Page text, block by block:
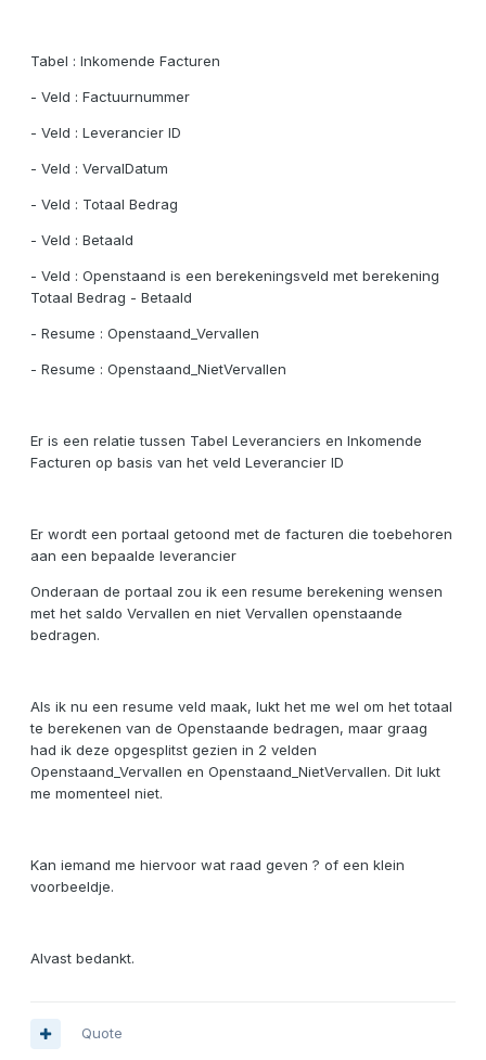
Tabel : Inkomende Facturen
- Veld : Factuurnummer
- Veld : Leverancier ID
- Veld : VervalDatum
- Veld : Totaal Bedrag
- Veld : Betaald
- Veld : Openstaand is een berekeningsveld met berekening
Totaal Bedrag - Betaald
- Resume : Openstaand_Vervallen
- Resume : Openstaand_NietVervallen
Er is een relatie tussen Tabel Leveranciers en Inkomende
Facturen op basis van het veld Leverancier ID
Er wordt een portaal getoond met de facturen die toebehoren
aan een bepaalde leverancier
Onderaan de portaal zou ik een resume berekening wensen
met het saldo Vervallen en niet Vervallen openstaande
bedragen.
Als ik nu een resume veld maak, lukt het me wel om het totaal
te berekenen van de Openstaande bedragen, maar graag
had ik deze opgesplitst gezien in 2 velden
Openstaand_Vervallen en Openstaand_NietVervallen. Dit lukt
me momenteel niet.
Kan iemand me hiervoor wat raad geven ? of een klein
voorbeeldje.
Alvast bedankt.
Quote